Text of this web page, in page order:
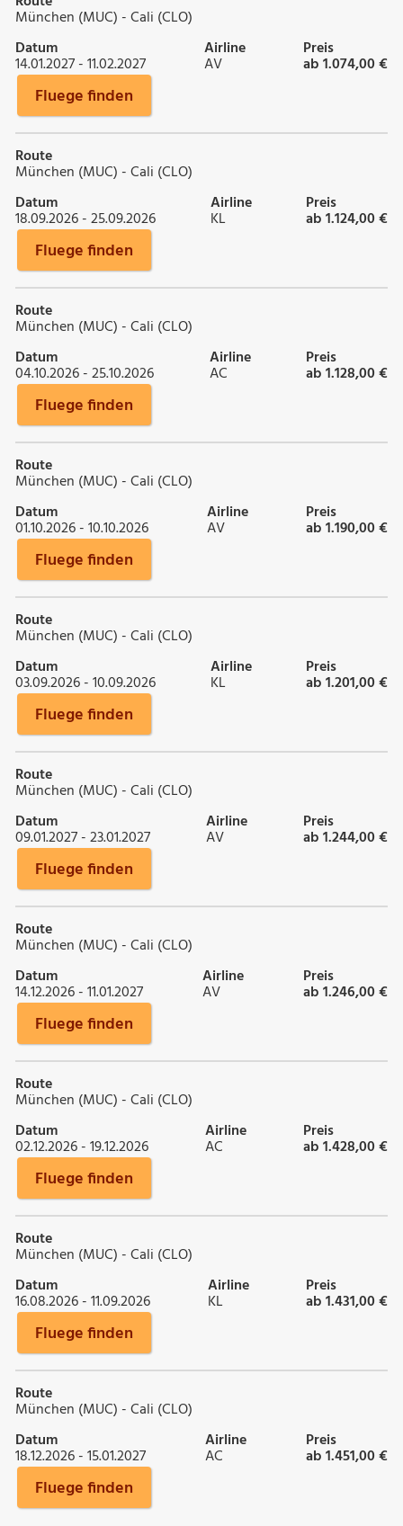
München (MUC) - Cali (CLO)
Datum
14.01.2027 - 11.02.2027
Airline
AV
Preis
ab 1.074,00 €
Fluege finden
Route
München (MUC) - Cali (CLO)
Datum
18.09.2026 - 25.09.2026
Airline
KL
Preis
ab 1.124,00 €
Fluege finden
Route
München (MUC) - Cali (CLO)
Datum
04.10.2026 - 25.10.2026
Airline
AC
Preis
ab 1.128,00 €
Fluege finden
Route
München (MUC) - Cali (CLO)
Datum
01.10.2026 - 10.10.2026
Airline
AV
Preis
ab 1.190,00 €
Fluege finden
Route
München (MUC) - Cali (CLO)
Datum
03.09.2026 - 10.09.2026
Airline
KL
Preis
ab 1.201,00 €
Fluege finden
Route
München (MUC) - Cali (CLO)
Datum
09.01.2027 - 23.01.2027
Airline
AV
Preis
ab 1.244,00 €
Fluege finden
Route
München (MUC) - Cali (CLO)
Datum
14.12.2026 - 11.01.2027
Airline
AV
Preis
ab 1.246,00 €
Fluege finden
Route
München (MUC) - Cali (CLO)
Datum
02.12.2026 - 19.12.2026
Airline
AC
Preis
ab 1.428,00 €
Fluege finden
Route
München (MUC) - Cali (CLO)
Datum
16.08.2026 - 11.09.2026
Airline
KL
Preis
ab 1.431,00 €
Fluege finden
Route
München (MUC) - Cali (CLO)
Datum
18.12.2026 - 15.01.2027
Airline
AC
Preis
ab 1.451,00 €
Fluege finden